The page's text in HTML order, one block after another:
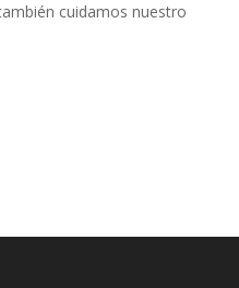
cuidamos nuestro